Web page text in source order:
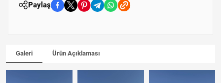
Paylaş
Galeri Ürün Açıklaması